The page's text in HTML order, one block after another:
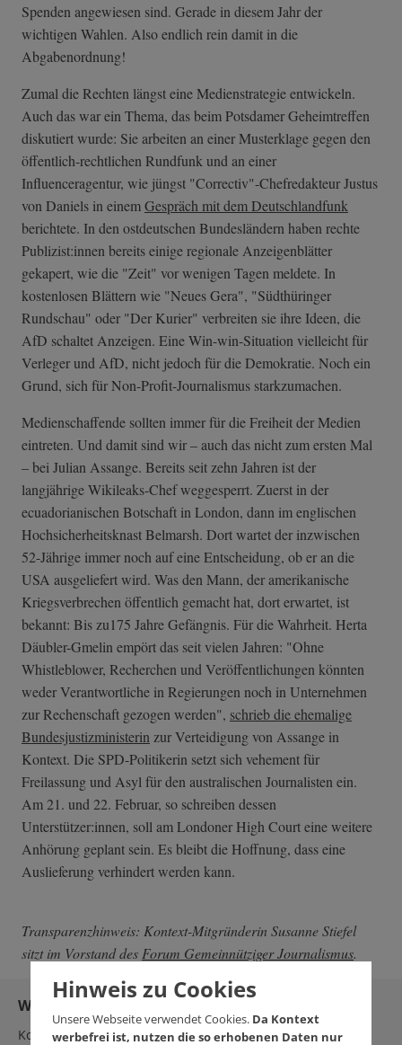
Spenden angewiesen sind. Gerade in diesem Jahr der
wichtigen Wahlen. Also endlich rein damit in die
Abgabenordnung!
Zumal die Rechten längst eine Medienstrategie entwickeln.
Auch das war ein Thema, das beim Potsdamer Geheimtreffen
diskutiert wurde: Sie arbeiten an einer Musterklage gegen den
öffentlich-rechtlichen Rundfunk und an einer
Influenceragentur, wie jüngst "Correctiv"-Chefredakteur Justus
von Daniels in einemGespräch mit dem Deutschlandfunk
berichtete. In den ostdeutschen Bundesländern haben rechte
Publizist:innen bereits einige regionale Anzeigenblätter
gekapert, wie die "Zeit" vor wenigen Tagen meldete. In
kostenlosen Blättern wie "Neues Gera", "Südthüringer
Rundschau" oder "Der Kurier" verbreiten sie ihre Ideen, die
AfD schaltet Anzeigen. Eine Win-win-Situation vielleicht für
Verleger und AfD, nicht jedoch für die Demokratie. Noch ein
Grund, sich für Non-Profit-Journalismus starkzumachen.
Medienschaffende sollten immer für die Freiheit der Medien
eintreten. Und damit sind wir – auch das nicht zum ersten Mal
– bei Julian Assange. Bereits seit zehn Jahren ist der
langjährige Wikileaks-Chef weggesperrt. Zuerst in der
ecuadorianischen Botschaft in London, dann im englischen
Hochsicherheitsknast Belmarsh. Dort wartet der inzwischen
52-Jährige immer noch auf eine Entscheidung, ob er an die
USA ausgeliefert wird. Was den Mann, der amerikanische
Kriegsverbrechen öffentlich gemacht hat, dort erwartet, ist
bekannt: Bis zu175 Jahre Gefängnis. Für die Wahrheit. Herta
Däubler-Gmelin empört das seit vielen Jahren: "Ohne
Whistleblower, Recherchen und Veröffentlichungen könnten
weder Verantwortliche in Regierungen noch in Unternehmen
zur Rechenschaft gezogen werden", schrieb die ehemalige
Bundesjustizministerinzur Verteidigung von Assange in
Kontext. Die SPD-Politikerin setzt sich vehement für
Freilassung und Asyl für den australischen Journalisten ein.
Am 21. und 22. Februar, so schreiben dessen
Unterstützer:innen, soll am Londoner High Court eine weitere
Anhörung geplant sein. Es bleibt die Hoffnung, dass eine
Auslieferung verhindert werden kann.
Transparenzhinweis: Kontext-Mitgründerin Susanne Stiefel
sitzt im Vorstand desForum Gemeinnütziger Journalismus.
Wir brauchen Sie!
Kontext steht seit 2011 für kritischen und vor allem
Hinweis zu Cookies
Unsere Webseite verwendet Cookies. Da Kontext
werbefrei ist, nutzen die so erhobenen Daten nur